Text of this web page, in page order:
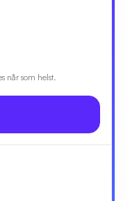
når som helst.